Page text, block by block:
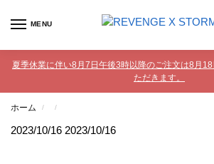
MENU
夏季休業に伴い8月7日午後3時以降のご注文は8月
ただきます。
ホーム / /
2023/10/16 2023/10/16